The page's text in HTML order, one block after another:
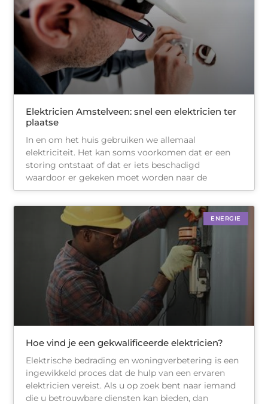
Elektricien Amstelveen: snel een elektricien ter
plaatse
In en om het huis gebruiken we allemaal
elektriciteit. Het kan soms voorkomen dat er een
storing ontstaat of dat er iets beschadigd
waardoor er gekeken moet worden naar de
ENERGIE
Hoe vind je een gekwalificeerde elektricien?
Elektrische bedrading en woningverbetering is een
ingewikkeld proces dat de hulp van een ervaren
elektricien vereist. Als u op zoek bent naar iemand
die u betrouwbare diensten kan bieden, dan